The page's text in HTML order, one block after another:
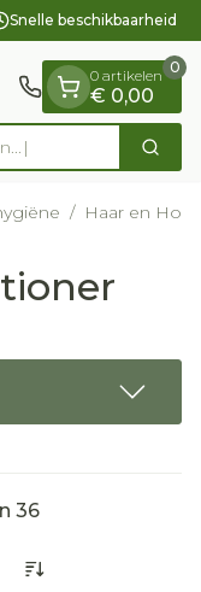
Snelle beschikbaarheid
Zoek
0 artikelen
€ 0,00
0
/ Haar en
36